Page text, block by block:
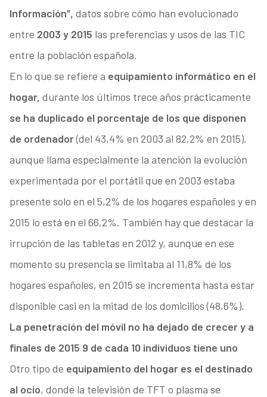
Información”, datos sobre cómo han evolucionado
entre 2003 y 2015 las preferencias y usos de las TIC
entre la población española.
En lo que se refiere a equipamiento informático en el
hogar, durante los últimos trece años prácticamente
se ha duplicado el porcentaje de los que disponen
de ordenador(del 43,4% en 2003 al 82,2% en 2015),
aunque llama especialmente la atención la evolución
experimentada por el portátil que en 2003 estaba
presente solo en el 5,2% de los hogares españoles y en
2015 lo está en el 66,2%. También hay que destacar la
irrupción de las tabletas en 2012 y, aunque en ese
momento su presencia se limitaba al 11,8% de los
hogares españoles, en 2015 se incrementa hasta estar
disponible casi en la mitad de los domicilios (48,6%).
La penetración del móvil no ha dejado de crecer y a
finales de 2015 9 de cada 10 individuos tiene uno
Otro tipo de equipamiento del hogar es el destinado
al ocio, donde la televisión de TFT o plasma se